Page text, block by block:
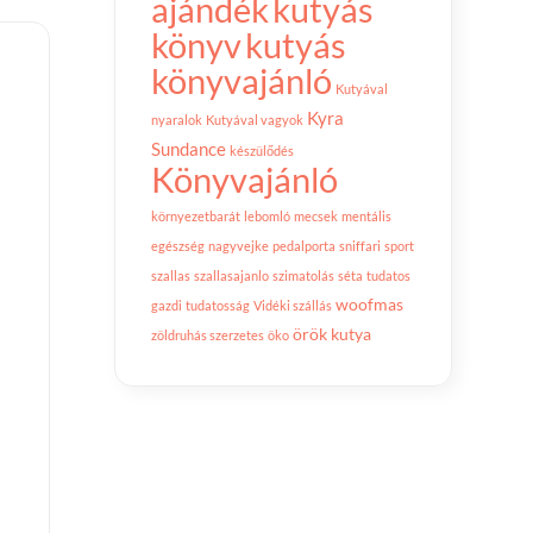
ajándékkutyás
könyvkutyás
könyvajánló Kutyával
nyaralok Kutyával vagyok Kyra
Sundance készülődés
Könyvajánló
környezetbarát lebomló mecsek mentális
egészség nagyvejke pedalporta sniffari sport
szallas szallasajanlo szimatolás séta tudatos
gazdi tudatosság Vidéki szállás woofmas
zöldruhás szerzetes öko örök kutya